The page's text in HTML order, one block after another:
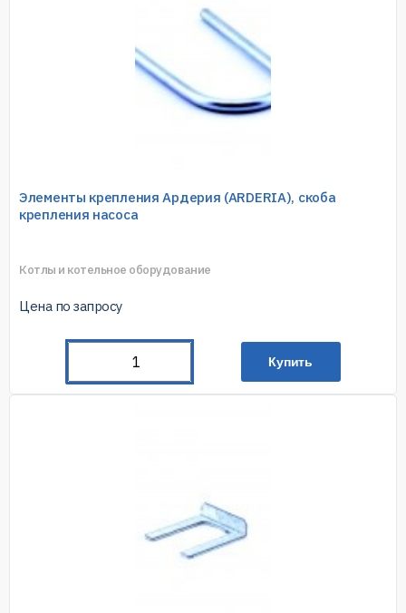
Элементы крепления Ардерия (ARDERIA), скоба
крепления насоса
Котлы и котельное оборудование
Цена по запросу
Купить